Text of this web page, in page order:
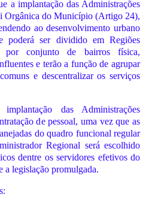
a implantação das Administrações
Orgânica do Município (Artigo 24),
ao desenvolvimento urbano
poderá ser dividido em Regiões
por conjunto de bairros física,
e terão a função de agrupar
e descentralizar os serviços
das Administrações
de pessoal, uma vez que as
do quadro funcional regular
Regional será escolhido
dentre os servidores efetivos do
a legislação promulgada.